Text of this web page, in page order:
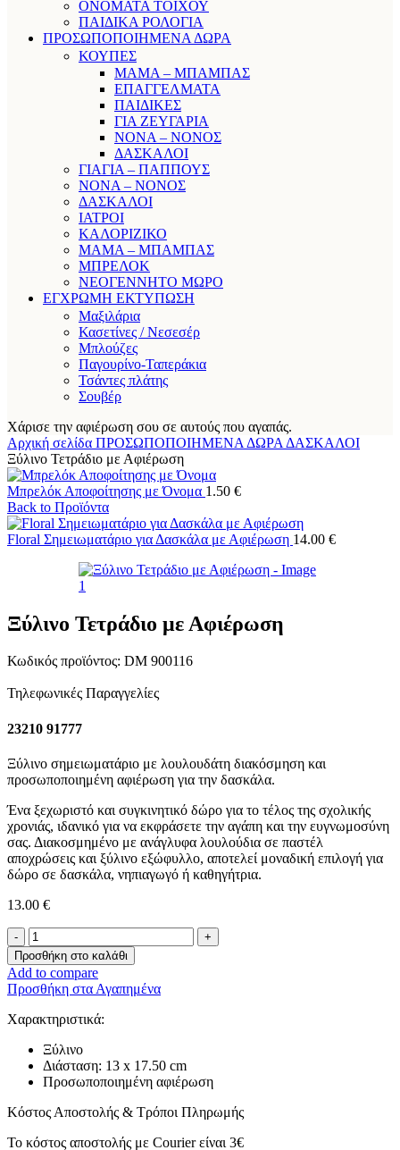
ΟΝΟΜΑΤΑ ΤΟΙΧΟΥ
ΠΑΙΔΙΚΑ ΡΟΛΟΓΙΑ
ΠΡΟΣΩΠΟΠΟΙΗΜΕΝΑ ΔΩΡΑ
ΚΟΥΠΕΣ
ΜΑΜΑ – ΜΠΑΜΠΑΣ
ΕΠΑΓΓΕΛΜΑΤΑ
ΠΑΙΔΙΚΕΣ
ΓΙΑ ΖΕΥΓΑΡΙΑ
ΝΟΝΑ – ΝΟΝΟΣ
ΔΑΣΚΑΛΟΙ
ΓΙΑΓΙΑ – ΠΑΠΠΟΥΣ
ΝΟΝΑ – ΝΟΝΟΣ
ΔΑΣΚΑΛΟΙ
ΙΑΤΡΟΙ
ΚΑΛΟΡΙΖΙΚΟ
ΜΑΜΑ – ΜΠΑΜΠΑΣ
ΜΠΡΕΛΟΚ
ΝΕΟΓΕΝΝΗΤΟ ΜΩΡΟ
ΕΓΧΡΩΜΗ ΕΚΤΥΠΩΣΗ
Μαξιλάρια
Κασετίνες / Νεσεσέρ
Μπλούζες
Παγουρίνο-Ταπεράκια
Τσάντες πλάτης
Σουβέρ
Χάρισε την αφιέρωση σου σε αυτούς που αγαπάς.
Αρχική σελίδα ΠΡΟΣΩΠΟΠΟΙΗΜΕΝΑ ΔΩΡΑ ΔΑΣΚΑΛΟΙ
Ξύλινο Τετράδιο με Αφιέρωση
Μπρελόκ Αποφοίτησης με Όνομα 1.50 €
Back to Προϊόντα
Floral Σημειωματάριο για Δασκάλα με Αφιέρωση 14.00 €
Ξύλινο Τετράδιο με Αφιέρωση
Κωδικός προϊόντος: DM 900116
Τηλεφωνικές Παραγγελίες
23210 91777
Ξύλινο σημειωματάριο με λουλουδάτη διακόσμηση και
προσωποποιημένη αφιέρωση για την δασκάλα.
Ένα ξεχωριστό και συγκινητικό δώρο για το τέλος της σχολικής
χρονιάς, ιδανικό για να εκφράσετε την αγάπη και την ευγνωμοσύνη
σας. Διακοσμημένο με ανάγλυφα λουλούδια σε παστέλ
αποχρώσεις και ξύλινο εξώφυλλο, αποτελεί μοναδική επιλογή για
δώρο σε δασκάλα, νηπιαγωγό ή καθηγήτρια.
13.00 €
Ξύλινο
Τετράδιο
με
Αφιέρωση
ποσότητα
Προσθήκη στο καλάθι
Add to compare
Προσθήκη στα Αγαπημένα
Xαρακτηριστικά:
Ξύλινο
Διάσταση: 13 x 17.50 cm
Προσωποποιημένη αφιέρωση
Κόστος Αποστολής & Τρόποι Πληρωμής
Το κόστος αποστολής με Courier είναι 3€